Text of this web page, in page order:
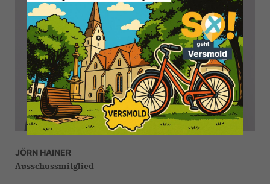
JÖRN HAINER
Ausschussmitglied